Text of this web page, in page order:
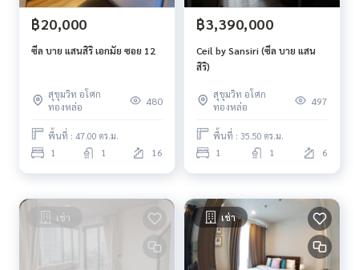
฿20,000
ซีล บาย แสนสิริ เอกมัย ซอย 12
สุขุมวิท อโศก
ทองหล่อ
480
พื้นที่ : 47.00 ตร.ม.
1 1 16
฿3,390,000
Ceil by Sansiri (ซีล บาย แสน
สิริ)
สุขุมวิท อโศก
ทองหล่อ
497
พื้นที่ : 35.50 ตร.ม.
1 1 6
เช่า เช่า